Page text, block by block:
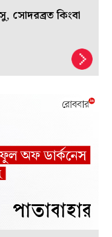
সোদরব্রত কিংবা